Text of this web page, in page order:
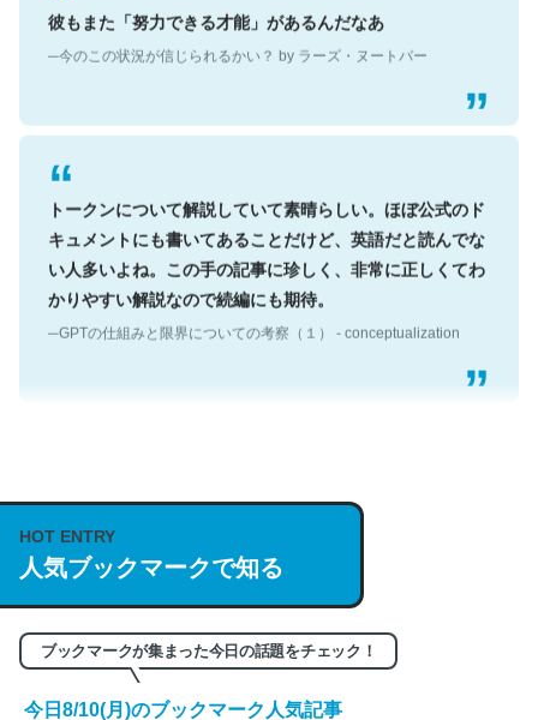
彼もまた「努力できる才能」があるんだなあ
─今のこの状況が信じられるかい？ by ラーズ・ヌートバー
トークンについて解説していて素晴らしい。ほぼ公式のド
キュメントにも書いてあることだけど、英語だと読んでな
い人多いよね。この手の記事に珍しく、非常に正しくてわ
かりやすい解説なので続編にも期待。
─GPTの仕組みと限界についての考察（１） - conceptualization
説してる記事が少ないので貴重な良記事。/続編来た
https://isobe324649.hatenablog.com/entry/2023/03/27
/064121
─GPTの仕組みと限界についての考察（１） - conceptualization
HOT ENTRY
人気ブックマークで知る
ブックマークが集まった今日の話題をチェック！
今日8/10(月)のブックマーク人気記事